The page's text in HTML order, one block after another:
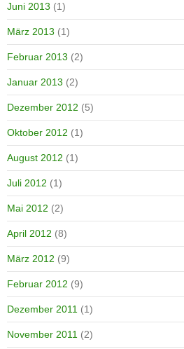
Juni 2013 (1)
März 2013 (1)
Februar 2013 (2)
Januar 2013 (2)
Dezember 2012 (5)
Oktober 2012 (1)
August 2012 (1)
Juli 2012 (1)
Mai 2012 (2)
April 2012 (8)
März 2012 (9)
Februar 2012 (9)
Dezember 2011 (1)
November 2011 (2)